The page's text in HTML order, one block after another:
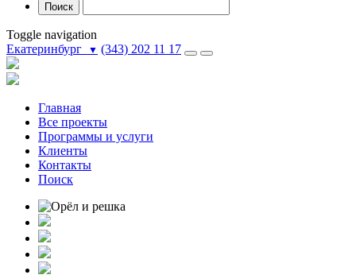
Поиск
Toggle navigation
Екатеринбург
▼ (343) 202 11 17
Главная
Все проекты
Программы и услуги
Клиенты
Контакты
Поиск